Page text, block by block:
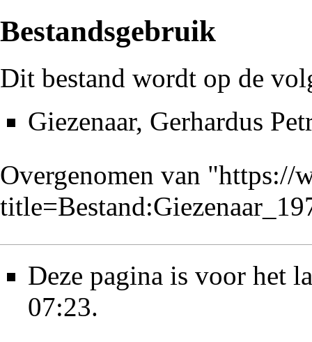
Bestandsgebruik
Dit bestand wordt op de
Giezenaar, Gerhardus
Overgenomen van "https://
Deze pagina is voor het
07:23.